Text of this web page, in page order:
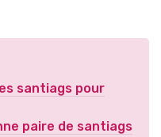
santiags pour
paire de santiags